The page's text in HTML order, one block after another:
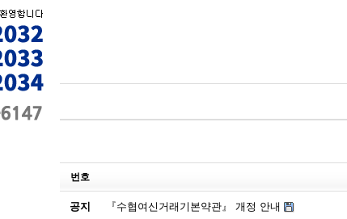
번호
공지 『수협여신거래기본약관』 개정 안내